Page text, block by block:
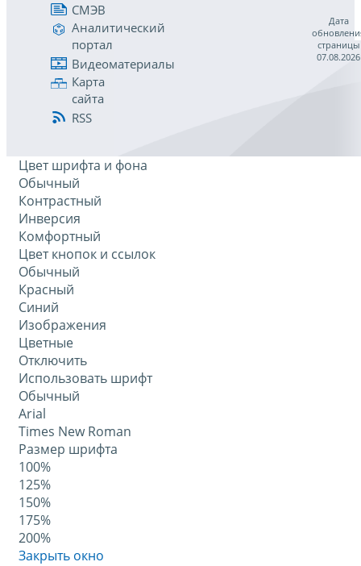
СМЭВ
Аналитический
портал
Видеоматериалы
Карта
сайта
RSS
Дата
страницы
07.08.2026
Цвет шрифта и фона
Обычный
Контрастный
Инверсия
Комфортный
Цвет кнопок и ссылок
Обычный
Красный
Синий
Изображения
Цветные
Отключить
Использовать шрифт
Обычный
Arial
Times New Roman
Размер шрифта
100%
125%
150%
175%
200%
Закрыть окно